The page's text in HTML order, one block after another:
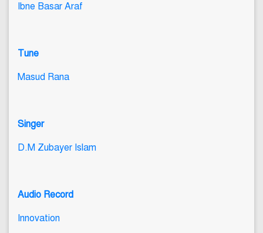
Ibne Basar Araf
Tune
Masud Rana
Singer
D.M Zubayer Islam
Audio Record
Innovation